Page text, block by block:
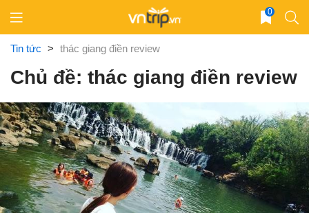
content
0
Tin tức > thác giang điền review
Chủ đề: thác giang điền review